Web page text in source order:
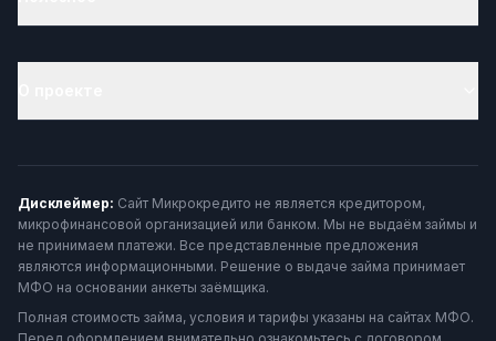
Дисклеймер: Сайт Микрокредито не является кредитором,
микрофинансовой организацией или банком. Мы не выдаём займы и
не принимаем платежи. Все представленные предложения
являются информационными. Решение о выдаче займа принимает
МФО на основании анкеты заёмщика.
Полная стоимость займа, условия и тарифы указаны на сайтах МФО.
Перед оформлением внимательно ознакомьтесь с договором.